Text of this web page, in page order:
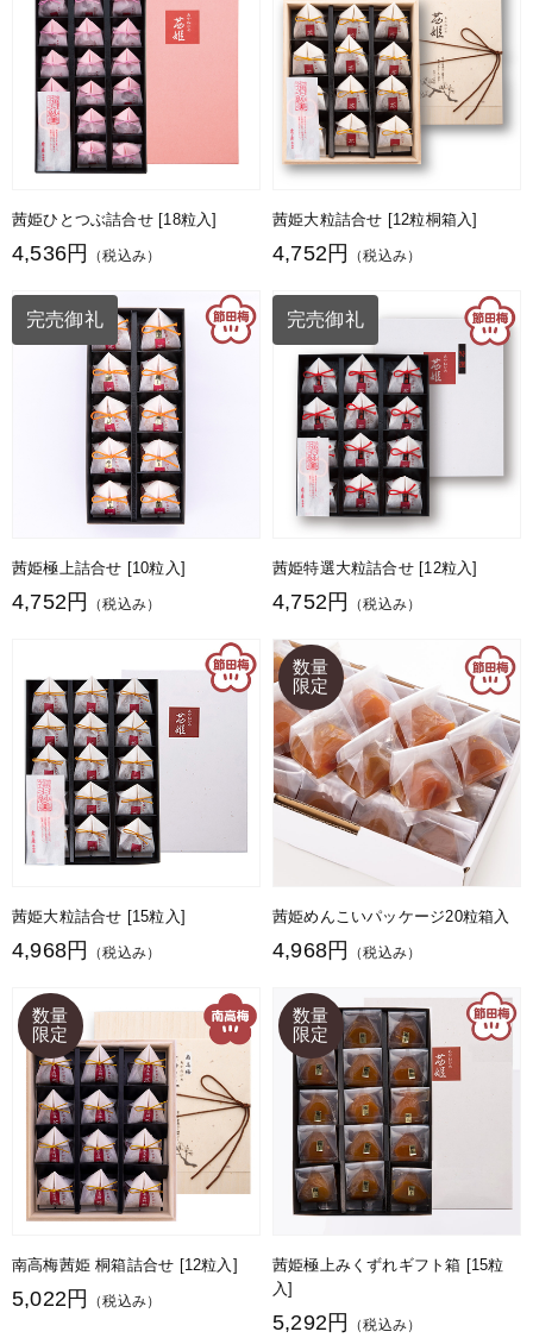
茜姫ひとつぶ詰合せ [18粒入]
4,536円 （税込み）
茜姫大粒詰合せ [12粒桐箱入]
4,752円 （税込み）
茜姫極上詰合せ [10粒入]
4,752円 （税込み）
完売御礼
茜姫特選大粒詰合せ [12粒入]
4,752円 （税込み）
完売御礼
茜姫大粒詰合せ [15粒入]
4,968円 （税込み）
茜姫めんこいパッケージ20粒箱入
4,968円 （税込み）
南高梅茜姫 桐箱詰合せ [12粒入]
5,022円 （税込み）
茜姫極上みくずれギフト箱 [15粒
入]
5,292円 （税込み）